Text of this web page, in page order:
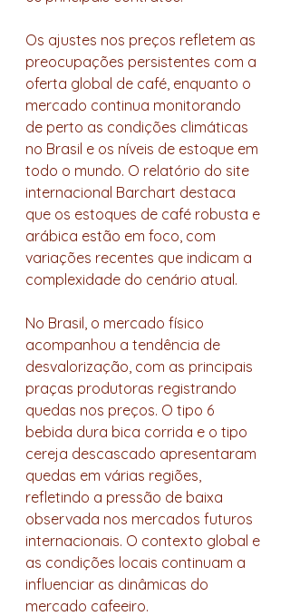
Os ajustes nos preços refletem as
preocupações persistentes com a
oferta global de café, enquanto o
mercado continua monitorando
de perto as condições climáticas
no Brasil e os níveis de estoque em
todo o mundo. O relatório do site
internacional Barchart destaca
que os estoques de café robusta e
arábica estão em foco, com
variações recentes que indicam a
complexidade do cenário atual.
No Brasil, o mercado físico
acompanhou a tendência de
desvalorização, com as principais
praças produtoras registrando
quedas nos preços. O tipo 6
bebida dura bica corrida e o tipo
cereja descascado apresentaram
quedas em várias regiões,
refletindo a pressão de baixa
observada nos mercados futuros
internacionais. O contexto global e
as condições locais continuam a
influenciar as dinâmicas do
mercado cafeeiro.